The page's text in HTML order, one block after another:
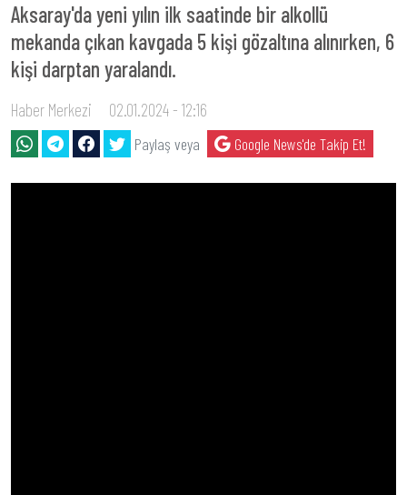
Aksaray'da yeni yılın ilk saatinde bir alkollü
mekanda çıkan kavgada 5 kişi gözaltına alınırken, 6
kişi darptan yaralandı.
Haber Merkezi 02.01.2024 - 12:16
Paylaş veya Google News'de Takip Et!